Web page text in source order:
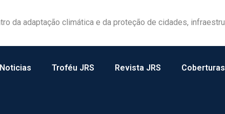
ganham protagonismo na gestão de riscos no campo
Troféu JRS Revista JRS Coberturas